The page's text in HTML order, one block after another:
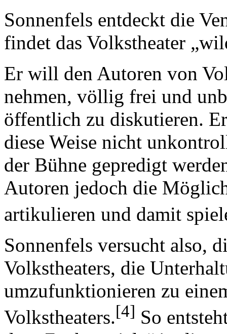
Sonnenfels entdeckt die
findet das Volkstheater
Er will den Autoren von
nehmen, völlig frei und
öffentlich zu diskutieren.
diese Weise nicht
der Bühne gepredigt
Autoren jedoch die
artikulieren und damit
Sonnenfels versucht also,
Volkstheaters, die
umzufunktionieren zu
Volkstheaters.[4] So